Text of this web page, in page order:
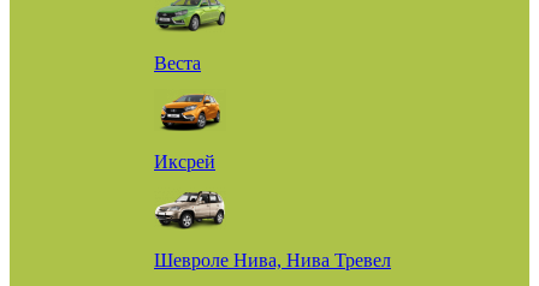
Веста
Иксрей
Шевроле Нива, Нива Тревел